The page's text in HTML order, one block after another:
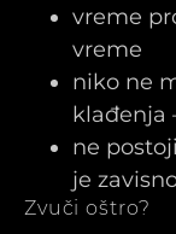
vreme
vreme
niko ne
klađenja
ne
je
Zvuči oštro?